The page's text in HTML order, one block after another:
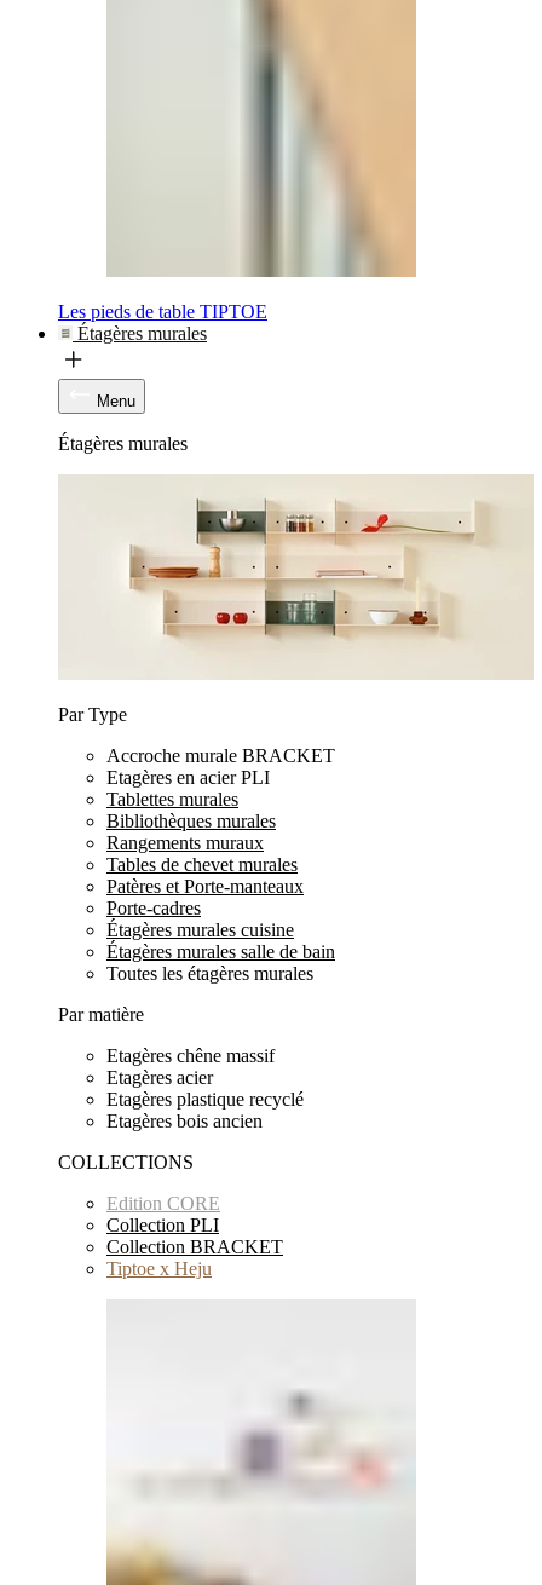
Les pieds de table TIPTOE
Étagères murales
Menu
Étagères murales
Par Type
Accroche murale BRACKET
Etagères en acier PLI
Tablettes murales
Bibliothèques murales
Rangements muraux
Tables de chevet murales
Patères et Porte-manteaux
Porte-cadres
Étagères murales cuisine
Étagères murales salle de bain
Toutes les étagères murales
Par matière
Etagères chêne massif
Etagères acier
Etagères plastique recyclé
Etagères bois ancien
COLLECTIONS
Edition CORE
Collection PLI
Collection BRACKET
Tiptoe x Heju